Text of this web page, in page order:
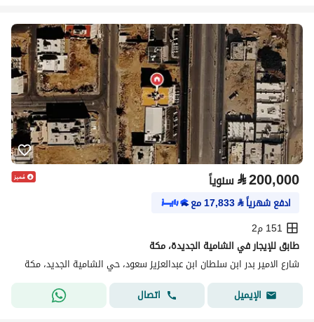
⃁200,000 سنوياً
ادفع شهرياً⃁
17,833مع
151 م2
طابق للإيجار في الشامية الجديدة، مكة
شارع الامير بدر ابن سلطان ابن عبدالعزيز سعود، حي الشامية الجديد، مكة
الإيميل
اتصال